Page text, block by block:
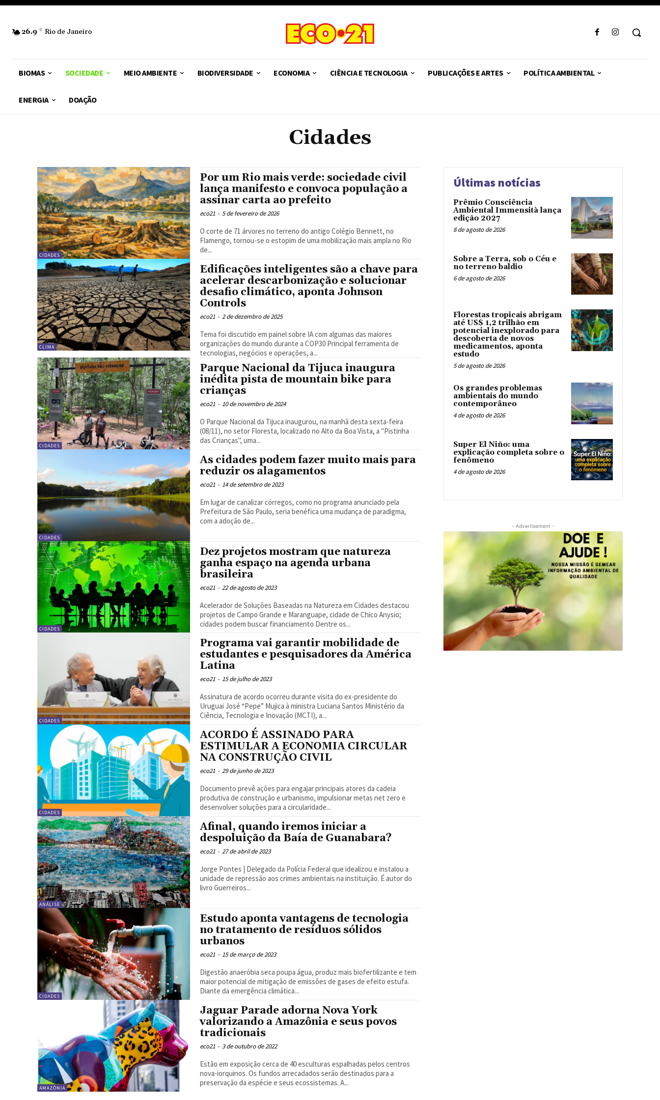
26.9 C Rio de Janeiro
BIOMAS SOCIEDADE MEIO AMBIENTE BIODIVERSIDADE ECONOMIA CIÊNCIA E TECNOLOGIA PUBLICAÇÕES E ARTES POLÍTICA AMBIENTAL
ENERGIA DOAÇÃO
Cidades
CIDADES
Por um Rio mais verde: sociedade civil
lança manifesto e convoca população a
assinar carta ao prefeito
eco21 - 5 de fevereiro de 2026
O corte de 71 árvores no terreno do antigo Colégio Bennett, no
Flamengo, tornou-se o estopim de uma mobilização mais ampla no Rio
de...
CLIMA
Edificações inteligentes são a chave para
acelerar descarbonização e solucionar
desafio climático, aponta Johnson
Controls
eco21 - 2 de dezembro de 2025
Tema foi discutido em painel sobre IA com algumas das maiores
organizações do mundo durante a COP30 Principal ferramenta de
tecnologias, negócios e operações, a...
CIDADES
Parque Nacional da Tijuca inaugura
inédita pista de mountain bike para
crianças
eco21 - 10 de novembro de 2024
O Parque Nacional da Tijuca inaugurou, na manhã desta sexta-feira
(08/11), no setor Floresta, localizado no Alto da Boa Vista, a "Pistinha
das Crianças", uma...
CIDADES
As cidades podem fazer muito mais para
reduzir os alagamentos
eco21 - 14 de setembro de 2023
Em lugar de canalizar córregos, como no programa anunciado pela
Prefeitura de São Paulo, seria benéfica uma mudança de paradigma,
com a adoção de...
CIDADES
Dez projetos mostram que natureza
ganha espaço na agenda urbana
brasileira
eco21 - 22 de agosto de 2023
Acelerador de Soluções Baseadas na Natureza em Cidades destacou
projetos de Campo Grande e Maranguape, cidade de Chico Anysio;
cidades podem buscar financiamento Dentre os...
CIDADES
Programa vai garantir mobilidade de
estudantes e pesquisadores da América
Latina
eco21 - 15 de julho de 2023
Assinatura de acordo ocorreu durante visita do ex-presidente do
Uruguai José “Pepe” Mujica à ministra Luciana Santos Ministério da
Ciência, Tecnologia e Inovação (MCTI), a...
CIDADES
ACORDO É ASSINADO PARA
ESTIMULAR A ECONOMIA CIRCULAR
NA CONSTRUÇÃO CIVIL
eco21 - 29 de junho de 2023
Documento prevê ações para engajar principais atores da cadeia
produtiva de construção e urbanismo, impulsionar metas net zero e
desenvolver soluções para a circularidade...
ANÁLISE
Afinal, quando iremos iniciar a
despoluição da Baía de Guanabara?
eco21 - 27 de abril de 2023
Jorge Pontes | Delegado da Polícia Federal que idealizou e instalou a
unidade de repressão aos crimes ambientais na instituição. É autor do
livro Guerreiros...
CIDADES
Estudo aponta vantagens de tecnologia
no tratamento de resíduos sólidos
urbanos
eco21 - 15 de março de 2023
Digestão anaeróbia seca poupa água, produz mais biofertilizante e tem
maior potencial de mitigação de emissões de gases de efeito estufa.
Diante da emergência climática...
AMAZÔNIA
Jaguar Parade adorna Nova York
valorizando a Amazônia e seus povos
tradicionais
eco21 - 3 de outubro de 2022
Estão em exposição cerca de 40 esculturas espalhadas pelos centros
nova-iorquinos. Os fundos arrecadados serão destinados para a
preservação da espécie e seus ecossistemas. A...
Últimas notícias
Prêmio Consciência
Ambiental Immensità lança
edição 2027
8 de agosto de 2026
Sobre a Terra, sob o Céu e
no terreno baldio
6 de agosto de 2026
Florestas tropicais abrigam
até US$ 1,2 trilhão em
potencial inexplorado para
descoberta de novos
medicamentos, aponta
estudo
5 de agosto de 2026
Os grandes problemas
ambientais do mundo
contemporâneo
4 de agosto de 2026
Super El Niño: uma
explicação completa sobre o
fenômeno
4 de agosto de 2026
- Advertisement -